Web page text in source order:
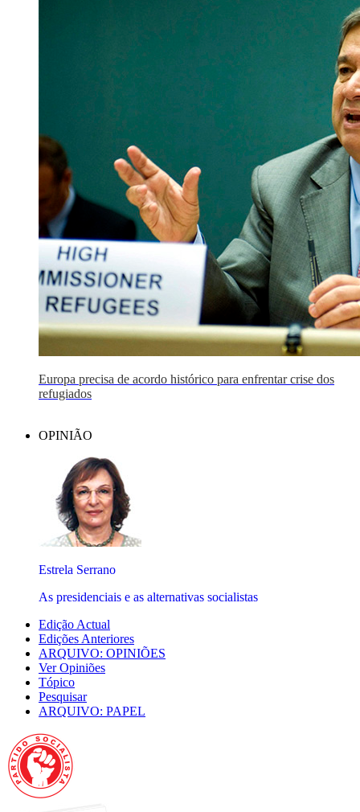
Europa precisa de acordo histórico para enfrentar crise dos
refugiados
OPINIÃO
Estrela Serrano
As presidenciais e as alternativas socialistas
Edição Actual
Edições Anteriores
ARQUIVO: OPINIÕES
Ver Opiniões
Tópico
Pesquisar
ARQUIVO: PAPEL